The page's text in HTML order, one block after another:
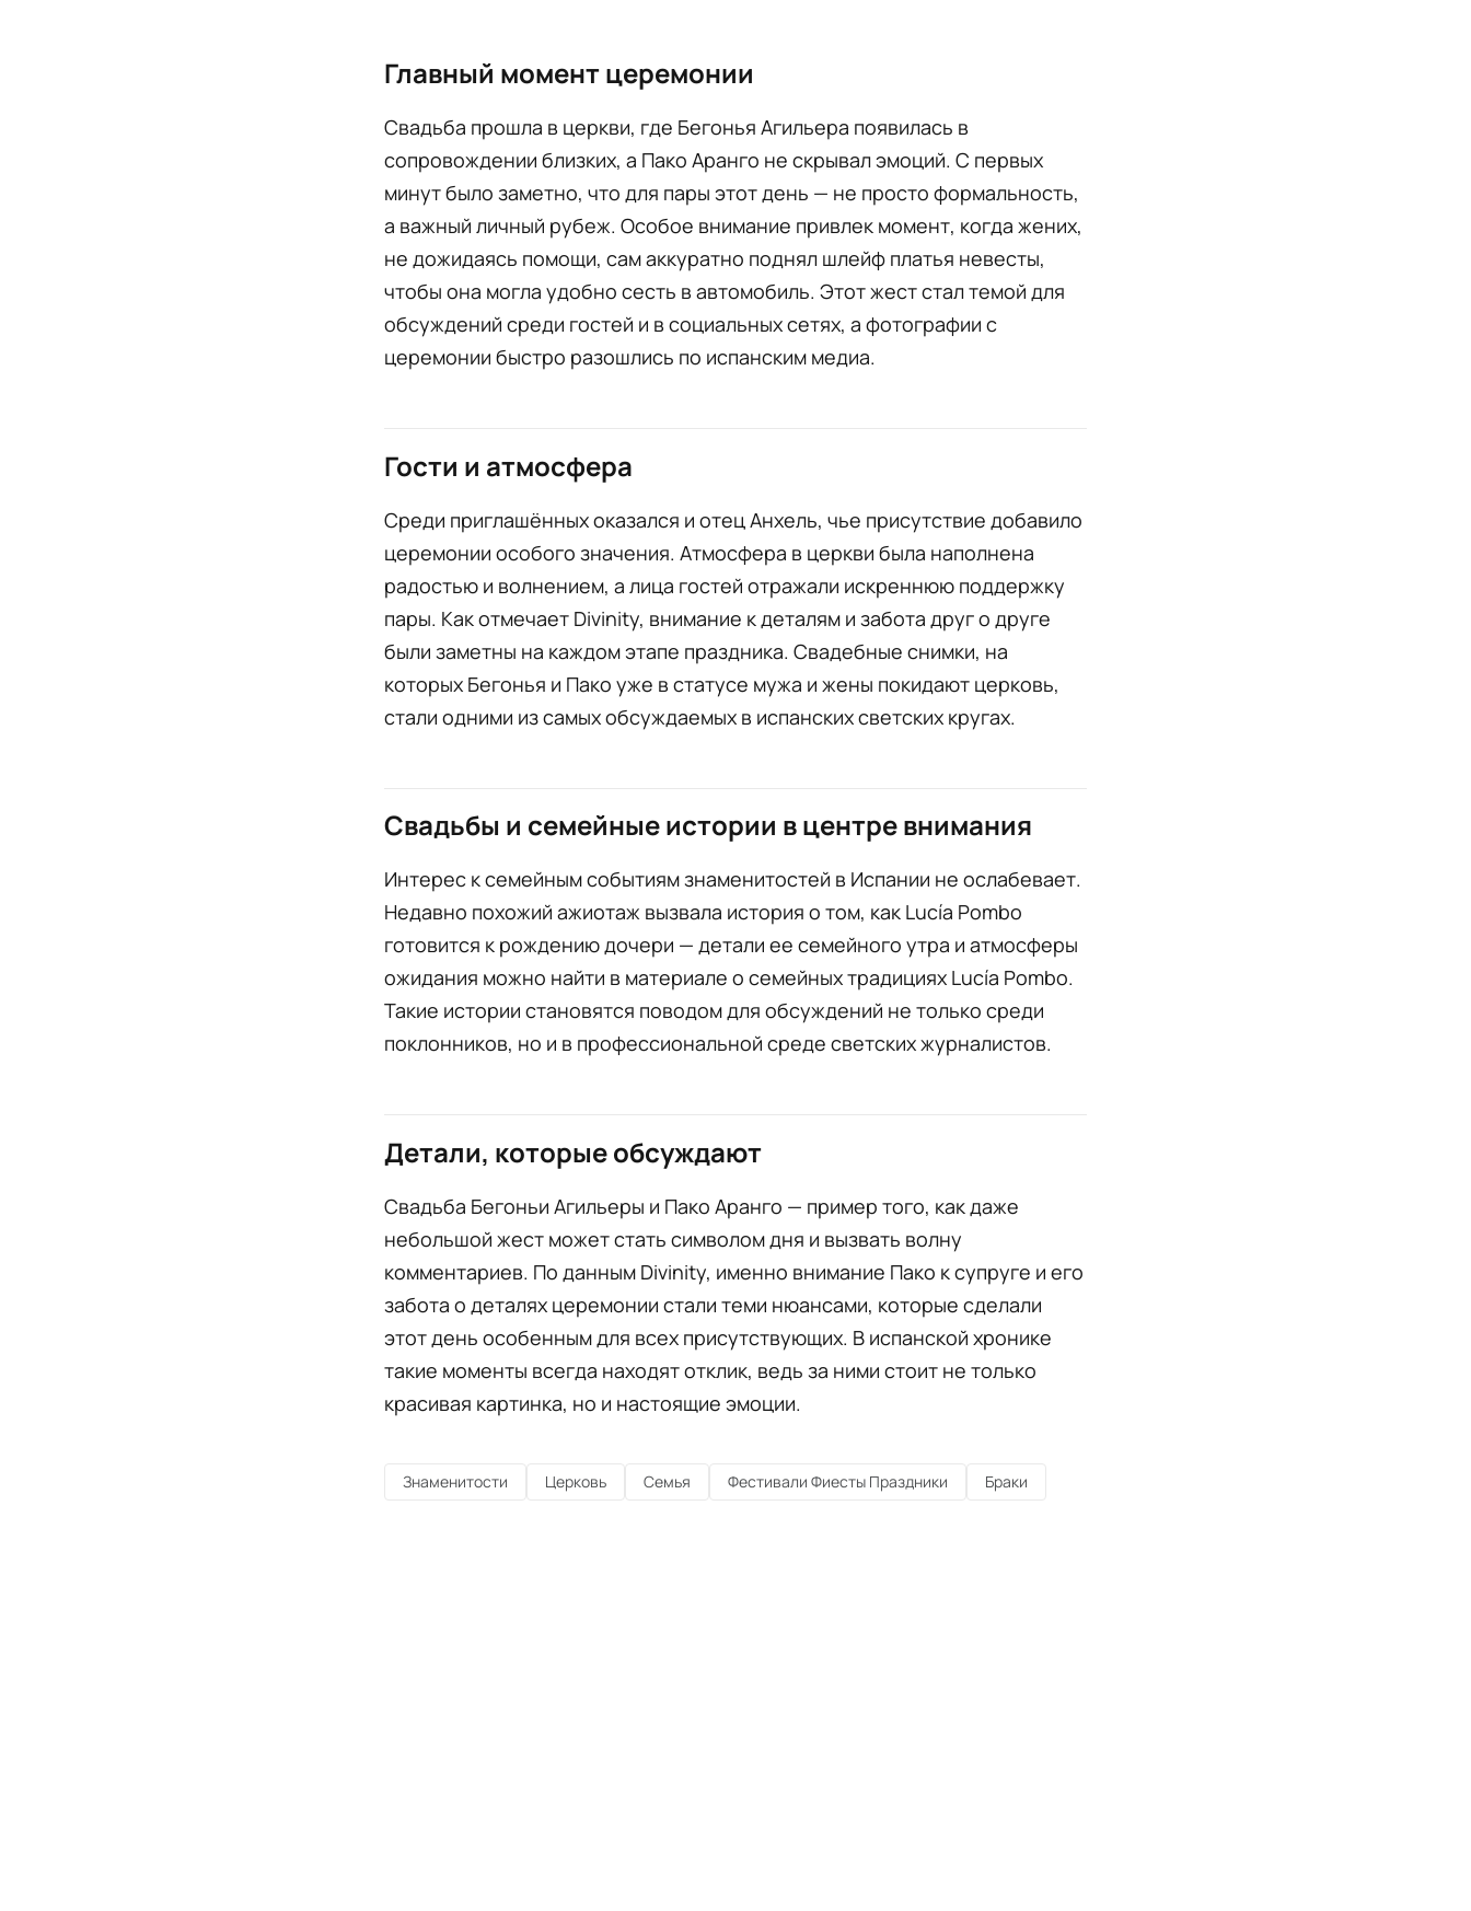
Главный момент церемонии
Свадьба прошла в церкви, где Бегонья Агильера появилась в
сопровождении близких, а Пако Аранго не скрывал эмоций. С первых
минут было заметно, что для пары этот день — не просто формальность,
а важный личный рубеж. Особое внимание привлек момент, когда жених,
не дожидаясь помощи, сам аккуратно поднял шлейф платья невесты,
чтобы она могла удобно сесть в автомобиль. Этот жест стал темой для
обсуждений среди гостей и в социальных сетях, а фотографии с
церемонии быстро разошлись по испанским медиа.
Гости и атмосфера
Среди приглашённых оказался и отец Анхель, чье присутствие добавило
церемонии особого значения. Атмосфера в церкви была наполнена
радостью и волнением, а лица гостей отражали искреннюю поддержку
пары. Как отмечает Divinity, внимание к деталям и забота друг о друге
были заметны на каждом этапе праздника. Свадебные снимки, на
которых Бегонья и Пако уже в статусе мужа и жены покидают церковь,
стали одними из самых обсуждаемых в испанских светских кругах.
Свадьбы и семейные истории в центре внимания
Интерес к семейным событиям знаменитостей в Испании не ослабевает.
Недавно похожий ажиотаж вызвала история о том, как Lucía Pombo
готовится к рождению дочери — детали ее семейного утра и атмосферы
ожидания можно найти в материале о семейных традициях Lucía Pombo.
Такие истории становятся поводом для обсуждений не только среди
поклонников, но и в профессиональной среде светских журналистов.
Детали, которые обсуждают
Свадьба Бегоньи Агильеры и Пако Аранго — пример того, как даже
небольшой жест может стать символом дня и вызвать волну
комментариев. По данным Divinity, именно внимание Пако к супруге и его
забота о деталях церемонии стали теми нюансами, которые сделали
этот день особенным для всех присутствующих. В испанской хронике
такие моменты всегда находят отклик, ведь за ними стоит не только
красивая картинка, но и настоящие эмоции.
Знаменитости Церковь Семья Фестивали Фиесты Праздники Браки